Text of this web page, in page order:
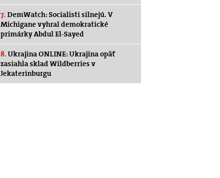
7. DemWatch: Socialisti silnejú. V
Michigane vyhral demokratické
primárky Abdul El-Sayed
8. Ukrajina ONLINE: Ukrajina opäť
zasiahla sklad Wildberries v
Jekaterinburgu